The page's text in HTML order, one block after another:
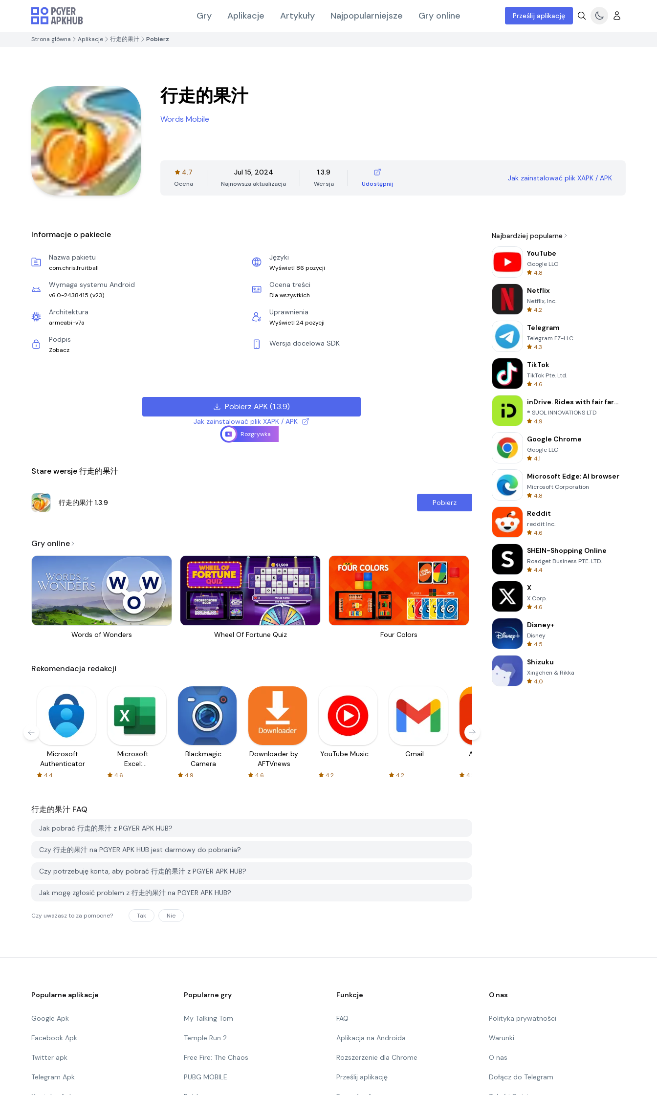
Gry Aplikacje Artykuły Najpopularniejsze Gry online Prześlij aplikację
Strona główna Aplikacje 行走的果汁 Pobierz
行走的果汁
Words Mobile
4.7
Ocena
Jul 15, 2024
Najnowsza aktualizacja
1.3.9
Wersja Udostępnij
Jak zainstalować plik XAPK / APK
Informacje o pakiecie
Nazwa pakietu
com.chris.fruitball
Języki
Wyświetl 86 pozycji
Wymaga systemu Android
v6.0-2438415 (v23)
Ocena treści
Dla wszystkich
Architektura
armeabi-v7a
Uprawnienia
Wyświetl 24 pozycji
Podpis
Zobacz
Wersja docelowa SDK
Pobierz APK(1.3.9)
Jak zainstalować plik XAPK / APK
Rozgrywka
Stare wersje 行走的果汁
行走的果汁 1.3.9 Pobierz
Gry online
Words of Wonders Wheel Of Fortune Quiz Four Colors Garden Bloom
Rekomendacja redakcji
Microsoft
Authenticator
4.4
Microsoft
Excel:
Spreadsheets
4.6
Blackmagic
Camera
4.9
Downloader by
AFTVnews
4.6
YouTube Music
4.2
Gmail
4.2
AliExpress
4.5
行走的果汁 FAQ
Jak pobrać 行走的果汁 z PGYER APK HUB?
Czy 行走的果汁 na PGYER APK HUB jest darmowy do pobrania?
Czy potrzebuję konta, aby pobrać 行走的果汁 z PGYER APK HUB?
Jak mogę zgłosić problem z 行走的果汁 na PGYER APK HUB?
Czy uważasz to za pomocne? Tak Nie
Najbardziej popularne
YouTube
Google LLC
4.8
Netflix
Netflix, Inc.
4.2
Telegram
Telegram FZ-LLC
4.3
TikTok
TikTok Pte. Ltd.
4.6
inDrive. Rides with fair fares
® SUOL INNOVATIONS LTD
4.9
Google Chrome
Google LLC
4.1
Microsoft Edge: AI browser
Microsoft Corporation
4.8
Reddit
reddit Inc.
4.6
SHEIN-Shopping Online
Roadget Business PTE. LTD.
4.4
X
X Corp.
4.6
Disney+
Disney
4.5
Shizuku
Xingchen & Rikka
4.0
Popularne aplikacje
Google Apk
Facebook Apk
Twitter apk
Telegram Apk
Popularne gry
My Talking Tom
Temple Run 2
Free Fire: The Chaos
PUBG MOBILE
Funkcje
FAQ
Aplikacja na Androida
Rozszerzenie dla Chrome
Prześlij aplikację
O nas
Polityka prywatności
Warunki
O nas
Dołącz do Telegram